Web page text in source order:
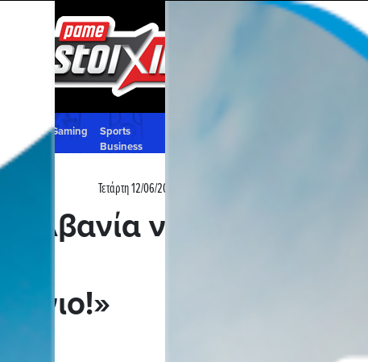
Gaming
Sports
Βusiness
Τετάρτη 12/06/2024 - 12:00
να